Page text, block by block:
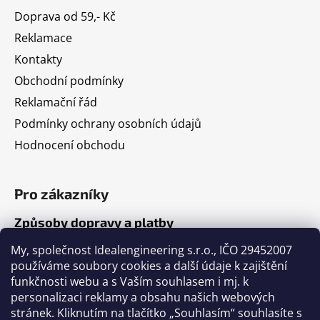
My, společnost Idealengineering s.r.o., IČO 29452007
používáme soubory cookies a další údaje k zajištění
funkčnosti webu a s Vaším souhlasem i mj. k
personalizaci reklamy a obsahu našich webových
stránek. Kliknutím na tlačítko „Souhlasím“ souhlasíte s
Doprava od 59,- Kč
Reklamace
Kontakty
Obchodní podmínky
Reklamační řád
Podmínky ochrany osobních údajů
Hodnocení obchodu
Pro zákazníky
Způsoby dopravy a platby
Jak nakupovat
Články